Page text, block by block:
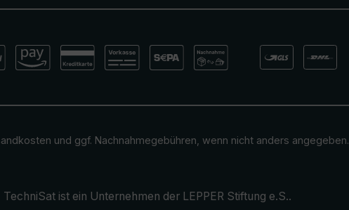
und ggf. Nachnahmegebühren, wenn nicht anders angegeben.
TechniSat ist ein Unternehmen der LEPPER Stiftung e.S..